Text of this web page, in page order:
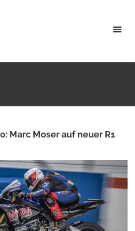
Marc Moser auf neuer R1